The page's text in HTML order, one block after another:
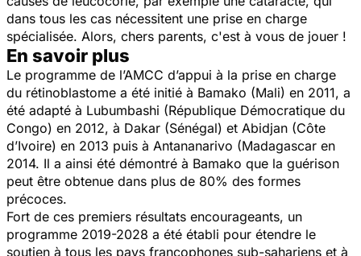
dans tous les cas nécessitent une prise en charge
spécialisée. Alors, chers parents, c'est à vous de jouer !
En savoir plus
Le programme de l’AMCC d’appui à la prise en charge
du rétinoblastome a été initié à Bamako (Mali) en 2011, a
été adapté à Lubumbashi (République Démocratique du
Congo) en 2012, à Dakar (Sénégal) et Abidjan (Côte
d’Ivoire) en 2013 puis à Antananarivo (Madagascar en
2014. Il a ainsi été démontré à Bamako que la guérison
peut être obtenue dans plus de 80% des formes
précoces.
Fort de ces premiers résultats encourageants, un
programme 2019-2028 a été établi pour étendre le
soutien à tous les pays francophones sub-sahariens et à